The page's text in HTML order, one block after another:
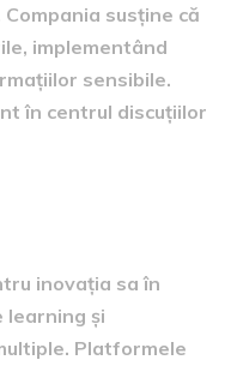
susține că
implementând
sensibile.
în centrul discuțiilor
inovația sa în
learning și
Platformele